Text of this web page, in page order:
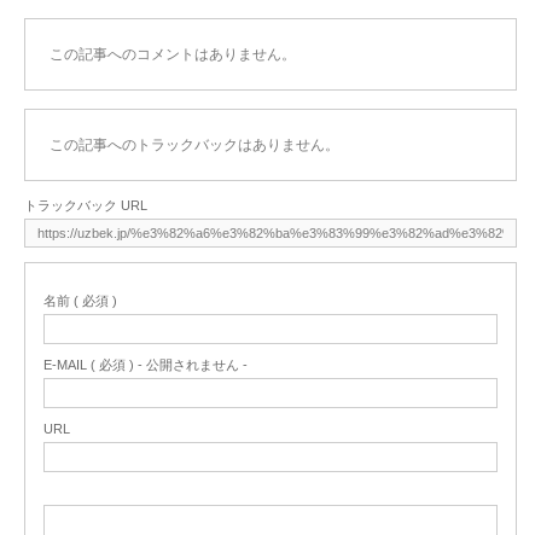
この記事へのコメントはありません。
この記事へのトラックバックはありません。
トラックバック URL
名前 ( 必須 )
E-MAIL ( 必須 ) - 公開されません -
URL